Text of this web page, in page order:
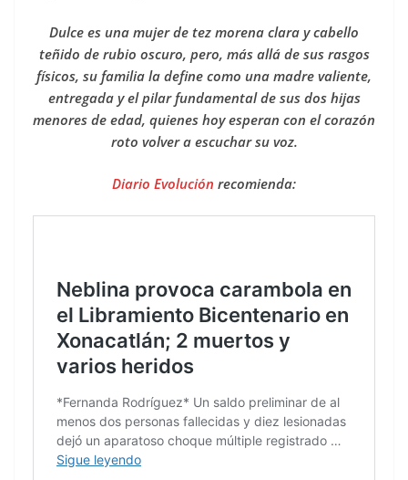
Dulce es una mujer de tez morena clara y cabello
teñido de rubio oscuro, pero, más allá de sus rasgos
físicos, su familia la define como una madre valiente,
entregada y el pilar fundamental de sus dos hijas
menores de edad, quienes hoy esperan con el corazón
roto volver a escuchar su voz.
Diario Evolución recomienda: